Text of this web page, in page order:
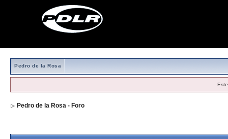
Pedro de la Rosa
Pedro de la Rosa - Foro